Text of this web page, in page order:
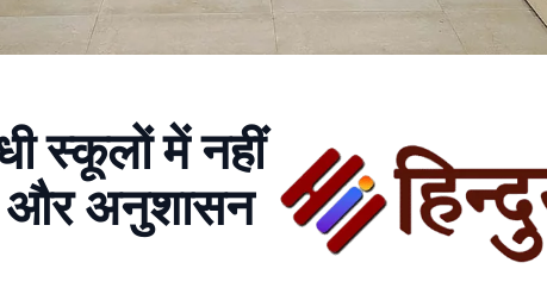
स्कूलों में नहीं
और अनुशासन